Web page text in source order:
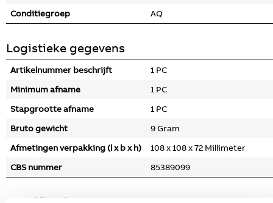
Conditiegroep
AQ
Logistieke gegevens
Artikelnummer beschrijft
1 PC
Minimum afname
1 PC
Stapgrootte afname
1 PC
Bruto gewicht
9 Gram
Afmetingen verpakking (l x b x h)
108 x 108 x 72 Millimeter
CBS nummer
85389099